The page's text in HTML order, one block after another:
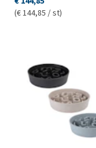
(€ 144,85 / st)